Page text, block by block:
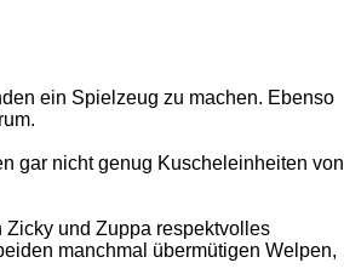
ein Spielzeug zu machen. Ebenso
gar nicht genug Kuscheleinheiten von
und Zuppa respektvolles
manchmal übermütigen Welpen,